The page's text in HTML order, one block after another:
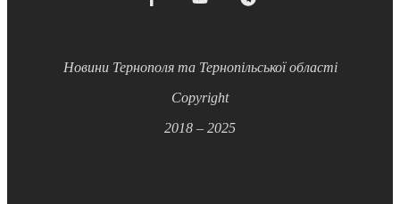
Новини Тернополя та Тернопільської області
Copyright
2018 – 2025